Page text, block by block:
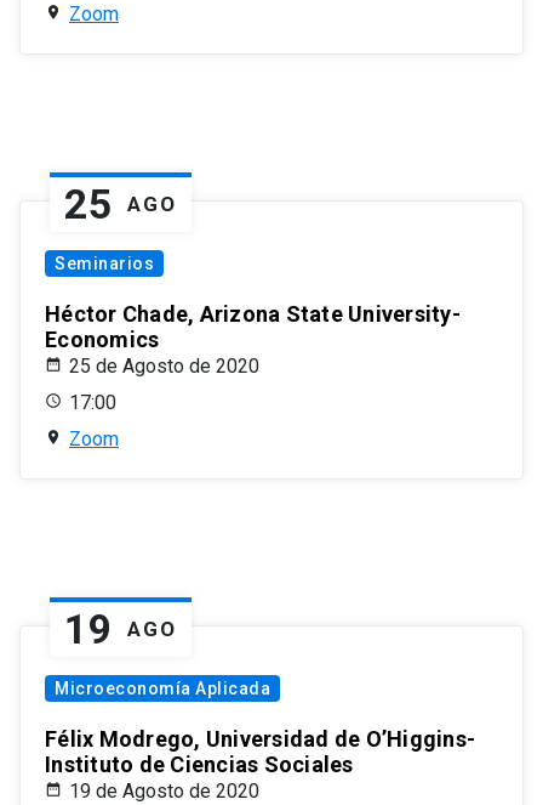
Zoom
25 AGO
Seminarios
Héctor Chade, Arizona State University-
Economics
25 de Agosto de 2020
17:00
Zoom
19 AGO
Microeconomía Aplicada
Félix Modrego, Universidad de O’Higgins-
Instituto de Ciencias Sociales
19 de Agosto de 2020